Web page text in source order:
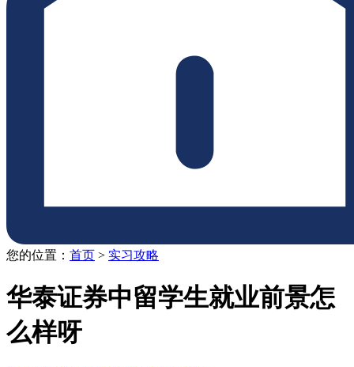
您的位置： 首页 > 实习攻略
华泰证券中留学生就业前景怎
么样呀